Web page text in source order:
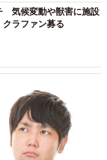
気候変動や獣害に施設
ラファン募る